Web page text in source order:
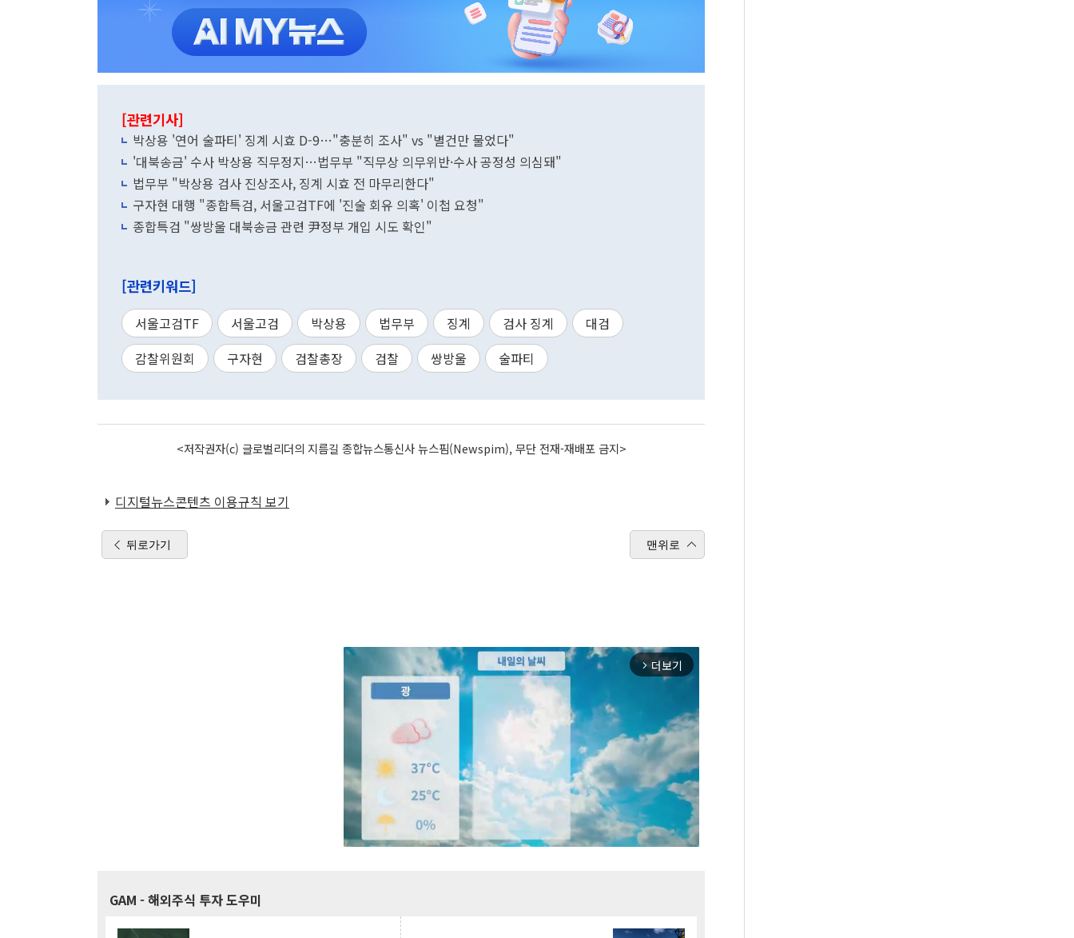
[관련기사]
박상용 '연어 술파티' 징계 시효 D-9…"충분히 조사" vs "별건만 물었다"
'대북송금' 수사 박상용 직무정지…법무부 "직무상 의무위반·수사 공정성 의심돼"
법무부 "박상용 검사 진상조사, 징계 시효 전 마무리한다"
구자현 대행 "종합특검, 서울고검TF에 '진술 회유 의혹' 이첩 요청"
종합특검 "쌍방울 대북송금 관련 尹정부 개입 시도 확인"
[관련키워드]
서울고검TF 서울고검 박상용 법무부 징계 검사 징계
대검
감찰위원회
구자현 검찰총장 검찰 쌍방울 술파티
<저작권자(c) 글로벌리더의 지름길 종합뉴스통신사 뉴스핌(Newspim), 무단 전재-재배포 금지>
디지털뉴스콘텐츠 이용규칙 보기
뒤로가기 맨위로
arrow_forward_ios 더보기
GAM - 해외주식 투자 도우미